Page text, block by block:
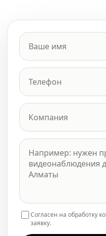
Согласен на обработку
заявку.